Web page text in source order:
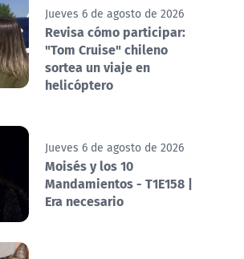
Jueves 6 de agosto de 2026
Revisa cómo participar:
"Tom Cruise" chileno
sortea un viaje en
helicóptero
Jueves 6 de agosto de 2026
Moisés y los 10
Mandamientos - T1E158 |
Era necesario